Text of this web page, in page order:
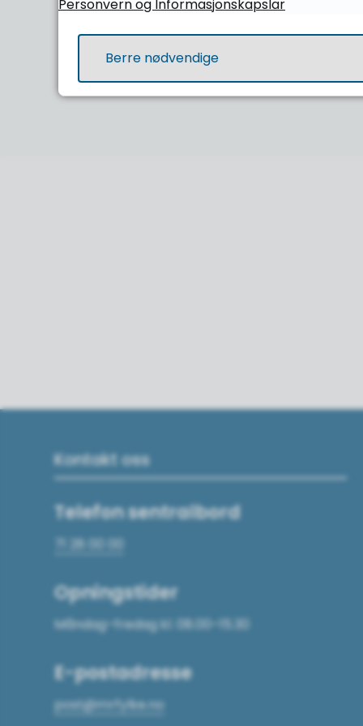
Henny Totlandsdal
Om staden
Kontakt oss
Telefon sentralbord
71 28 00 00
Opningstider
Måndag–fredag kl. 08.00–15.30
E-postadresse
post@mrfylke.no
Personvern og Informasjonskapslar
Berre nødvendige